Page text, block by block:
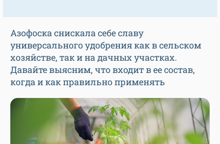
Азофоска снискала себе славу
универсального удобрения как в сельском
хозяйстве, так и на дачных участках.
Давайте выясним, что входит в ее состав,
когда и как правильно применять